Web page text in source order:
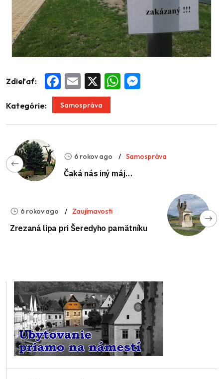
Zdieľať: Facebook
Email WhatsApp
Kategórie: Samospráva
6 rokov ago Samospráva
Čaká nás iný máj…
6 rokov ago Zaujímavosti
Zrezaná lipa pri Šeredyho pamätníku